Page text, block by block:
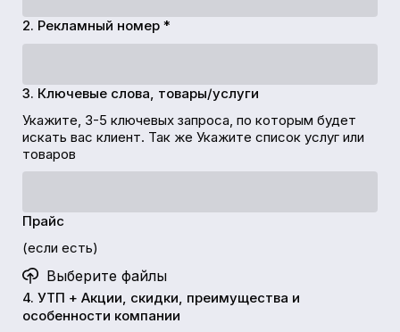
2. Рекламный номер *
3. Ключевые слова, товары/услуги
Укажите, 3-5 ключевых запроса, по которым будет
искать вас клиент. Так же Укажите список услуг или
товаров
Прайс
(если есть)
Выберите файлы
4. УТП + Акции, скидки, преимущества и
особенности компании